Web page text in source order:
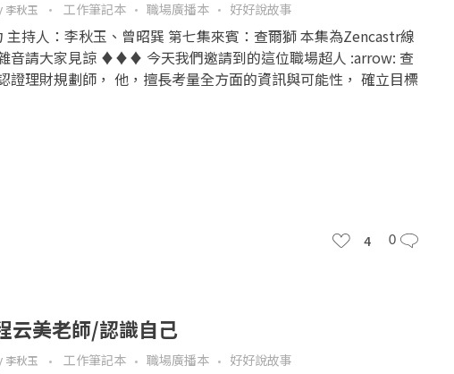
李秋玉 工作筆記本 職場廣播本 好好說故事
持人：李秋玉、曾昭巽 第七集來賓：查爾獅 本集為Zencastr線
音請大家見諒 ♦♦♦ 今天我們邀請到的這位職場超人 :arrow: 查
證理財規劃師， 他，擅長考量全方面的資訊與可能性， 確立目標
4 0
云美老師/認識自己
李秋玉 工作筆記本 職場廣播本 好好說故事